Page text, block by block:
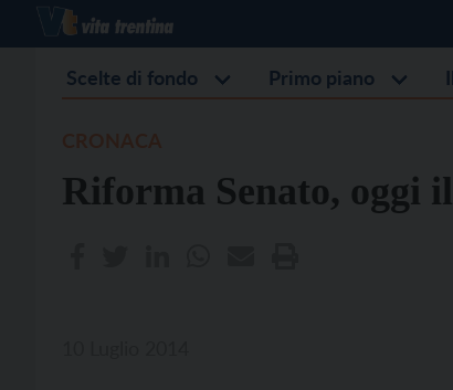
Scelte di fondo Primo piano
Riforma Senato, oggi